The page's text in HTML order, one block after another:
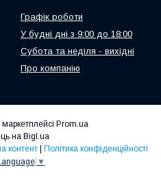
Графік роботи
У будні дні з 9:00 до 18:00
Субота та неділя - вихідні
Про компанію
Prom.ua
на Bigl.ua
контент
Політика конфіденційності
▼